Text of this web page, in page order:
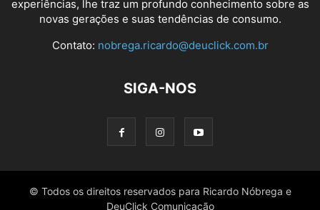
experiências, lhe traz um profundo conhecimento sobre as
novas gerações e suas tendências de consumo.
Contato: nobrega.ricardo@deuclick.com.br
SIGA-NOS
© Todos os direitos reservados para Ricardo Nóbrega e
DeuClick Comunicação